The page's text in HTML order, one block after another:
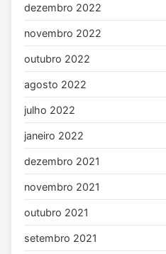
dezembro 2022
novembro 2022
outubro 2022
agosto 2022
julho 2022
janeiro 2022
dezembro 2021
novembro 2021
outubro 2021
setembro 2021